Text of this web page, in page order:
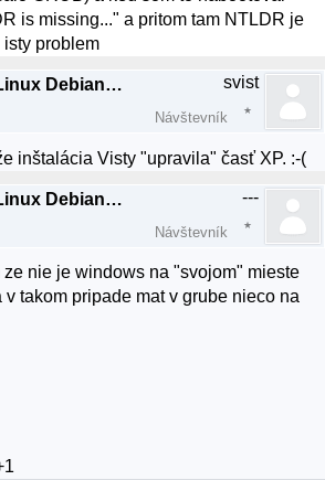
is missing..." a pritom tam NTLDR je
isty problem
Re: Windows XP, Linux Debian a boot svist
Návštevník
inštalácia Visty "upravila" časť XP. :-(
Re: Windows XP, Linux Debian a boot ---
Návštevník
nie je windows na "svojom" mieste
v takom pripade mat v grube nieco na